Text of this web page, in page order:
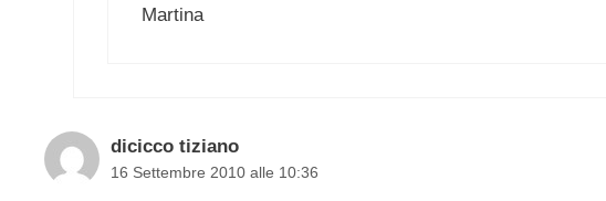
Martina
dicicco tiziano
16 Settembre 2010 alle 10:36